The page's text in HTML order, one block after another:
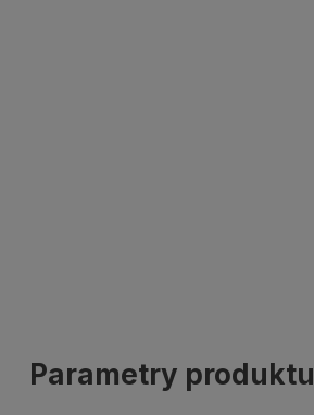
Parametry produktu